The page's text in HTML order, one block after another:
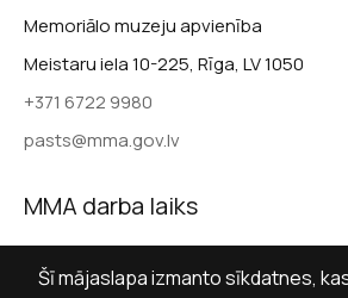
Šī mājaslapa izmanto sīkdatnes,
Zvēri latviešu
un Raiņa dzejā
Memoriālo muzeju apvienība
Meistaru iela 10-225, Rīga, LV 1050
+371 6722 9980
pasts@mma.gov.lv
MMA darba laiks